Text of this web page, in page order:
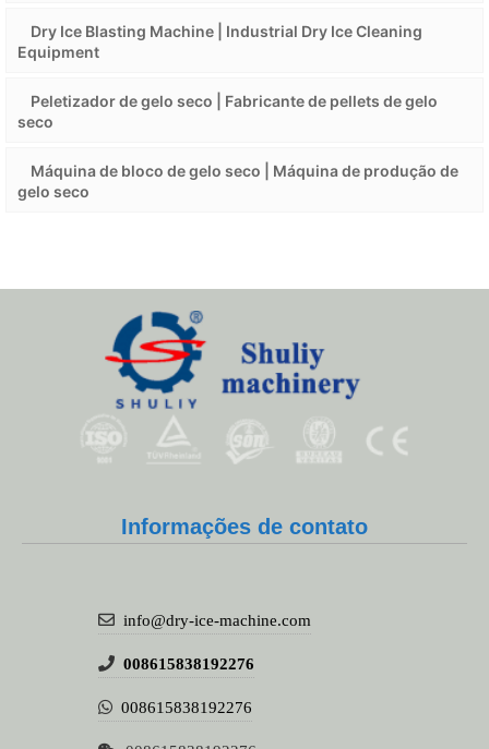
Dry Ice Blasting Machine | Industrial Dry Ice Cleaning
Equipment
Peletizador de gelo seco | Fabricante de pellets de gelo
seco
Máquina de bloco de gelo seco | Máquina de produção de
gelo seco
Informações de contato
info@dry-ice-machine.com
008615838192276
008615838192276